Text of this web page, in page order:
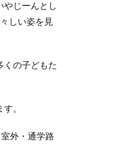
じーんとし
しい姿を見
の子どもた
。
外・通学路